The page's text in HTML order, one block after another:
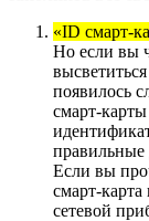
«ID смарт-
Но если вы
появилось
смарт-
правильные
Если вы
смарт-
сетевой